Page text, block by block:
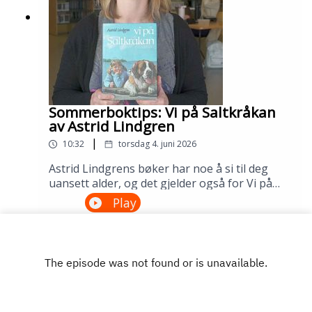
Sommerboktips: Vi på Saltkråkan
av Astrid Lindgren
10:32 | torsdag 4. juni 2026
Astrid Lindgrens bøker har noe å si til deg
uansett alder, og det gjelder også for Vi på
Saltkråkan. Dette er den eneste Lindgren-
boken som ble skrevet etter filmatiseringen,
generasjon. Lån den på biblioteket ditt!---
Innspilt på Sandnes bibliotek i april
Play